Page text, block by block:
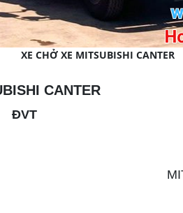
XE CHỞ XE MITSUBISHI CANTER
CANTER
ĐVT